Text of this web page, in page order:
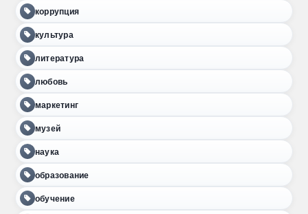
коррупция
культура
литература
любовь
маркетинг
музей
наука
образование
обучение